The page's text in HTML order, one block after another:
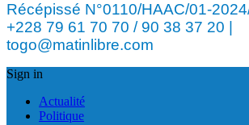
Récépissé N°0110/HAAC/01-
+228 79 61 70 70 / 90 38 37 20 |
togo@matinlibre.com
Sign in
Actualité
Politique